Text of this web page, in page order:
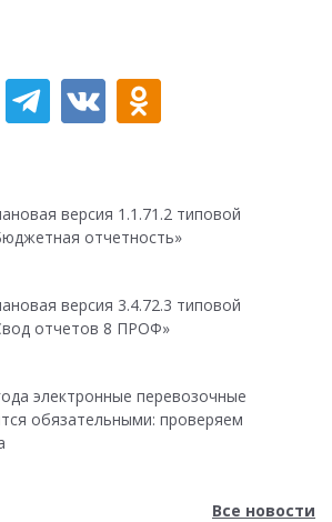
версия 1.1.71.2 типовой
отчетность»
версия 3.4.72.3 типовой
отчетов 8 ПРОФ»
электронные перевозочные
обязательными: проверяем
Все новости